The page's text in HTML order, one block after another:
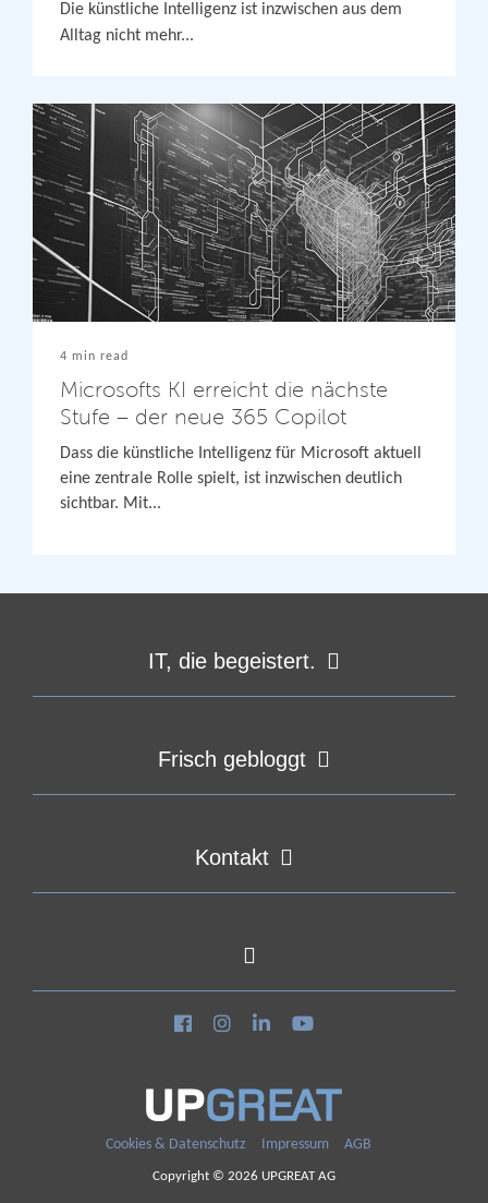
Die künstliche Intelligenz ist inzwischen aus dem
Alltag nicht mehr...
4 min read
Microsofts KI erreicht die nächste
Stufe – der neue 365 Copilot
Dass die künstliche Intelligenz für Microsoft aktuell
eine zentrale Rolle spielt, ist inzwischen deutlich
sichtbar. Mit...
IT, die begeistert.
Frisch gebloggt
Kontakt
Cookies & Datenschutz Impressum AGB
Copyright © 2026 UPGREAT AG